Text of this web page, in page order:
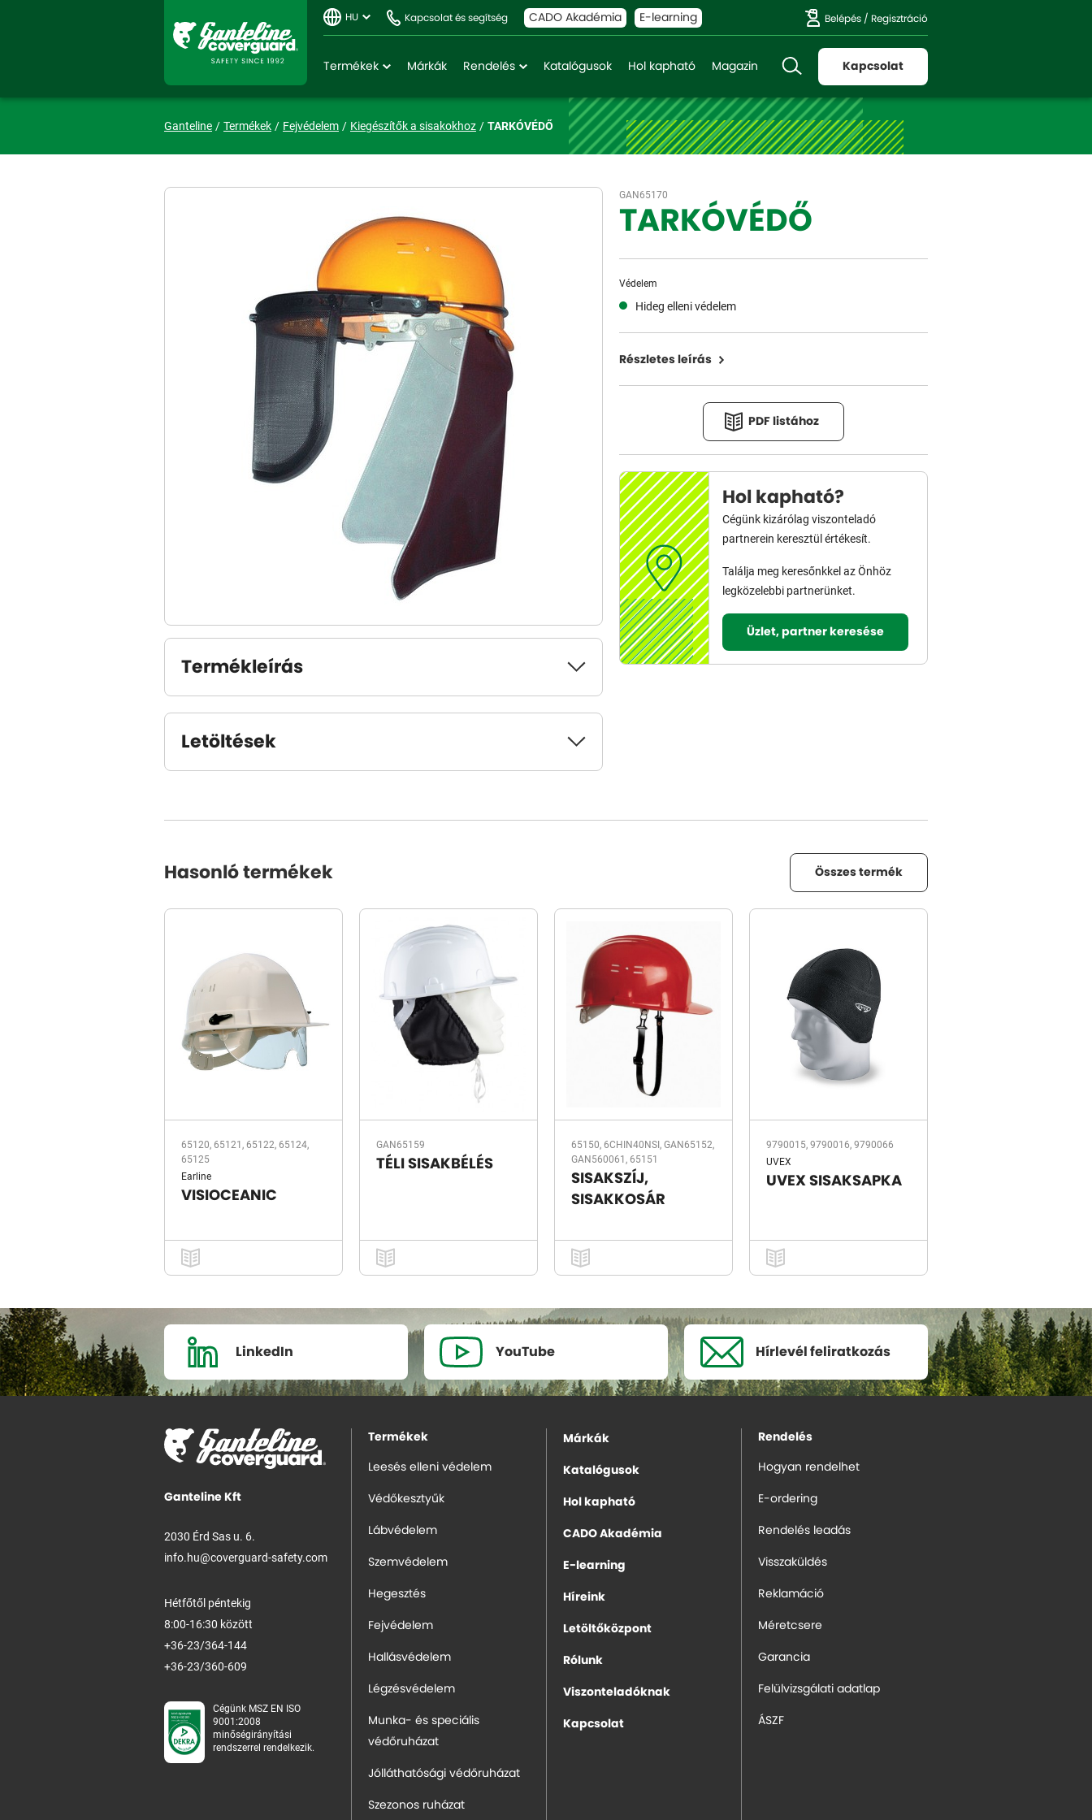
HU Kapcsolat és segítség CADO Akadémia E-learning Belépés / Regisztráció
Termékek Márkák Rendelés Katalógusok Hol kapható Magazin Kapcsolat
Ganteline Termékek Fejvédelem Kiegészítők a sisakokhoz TARKÓVÉDŐ
Termékleírás
Letöltések
GAN65170
TARKÓVÉDŐ
Védelem
Hideg elleni védelem
Részletes leírás
PDF listához
Hol kapható?
Cégünk kizárólag viszonteladó
partnerein keresztül értékesít.
Találja meg keresőnkkel az Önhöz
legközelebbi partnerünket.
Üzlet, partner keresése
Hasonló termékek Összes termék
65120, 65121, 65122, 65124,
65125
Earline
VISIOCEANIC
GAN65159
TÉLI SISAKBÉLÉS
65150, 6CHIN40NSI, GAN65152,
GAN560061, 65151
SISAKSZÍJ,
SISAKKOSÁR
9790015, 9790016, 9790066
UVEX
UVEX SISAKSAPKA
LinkedIn YouTube Hírlevél feliratkozás
Ganteline Kft
2030 Érd Sas u. 6.
info.hu@coverguard-safety.com
Hétfőtől péntekig
8:00-16:30 között
+36-23/364-144
+36-23/360-609
Cégünk MSZ EN ISO
9001:2008
minőségirányítási
rendszerrel rendelkezik.
Termékek
Leesés elleni védelem
Védőkesztyűk
Lábvédelem
Szemvédelem
Hegesztés
Fejvédelem
Hallásvédelem
Légzésvédelem
Munka- és speciális
védőruházat
Jólláthatósági védőruházat
Szezonos ruházat
Márkák
Katalógusok
Hol kapható
CADO Akadémia
E-learning
Híreink
Letöltőközpont
Rólunk
Viszonteladóknak
Kapcsolat
Rendelés
Hogyan rendelhet
E-ordering
Rendelés leadás
Visszaküldés
Reklamáció
Méretcsere
Garancia
Felülvizsgálati adatlap
ÁSZF